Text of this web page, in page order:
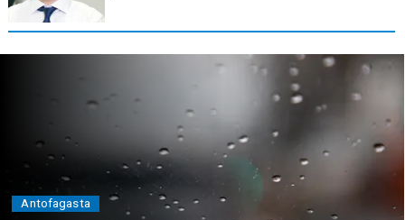
Antofagasta